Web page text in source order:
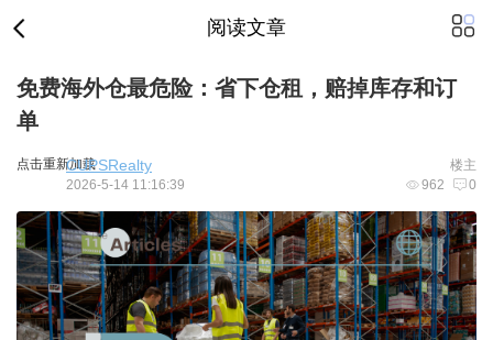
阅读文章
免费海外仓最危险：省下仓租，赔掉库存和订
单
点击重新加载 楼主
CUPSRealty
962 0
2026-5-14 11:16:39